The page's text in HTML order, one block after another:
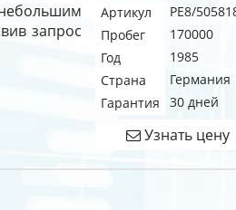
небольшим
запрос
Артикул
PE8/
Пробег
170000
Год
1985
Страна
Германия
Гарантия
30 дней
Узнать цену